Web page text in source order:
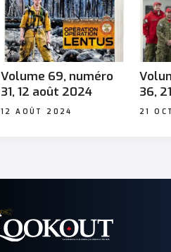
Volume 69, numéro
31, 12 août 2024
12 AOÛT 2024
36,
21